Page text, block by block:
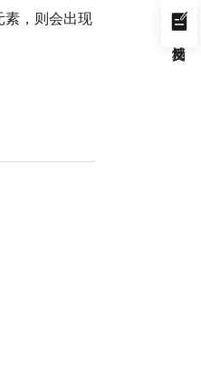
素，则会出现